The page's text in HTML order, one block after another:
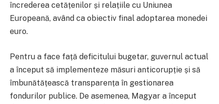
încrederea cetățenilor și relațiile cu Uniunea
Europeană, având ca obiectiv final adoptarea monedei
euro.
Pentru a face față deficitului bugetar, guvernul actual
a început să implementeze măsuri anticorupție și să
îmbunătățească transparența în gestionarea
fondurilor publice. De asemenea, Magyar a început